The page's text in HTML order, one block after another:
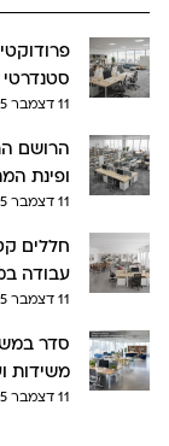
11 דצמבר 2025
הרושם
ופינת
11 דצמבר 2025
חללים
עבודה
11 דצמבר 2025
סדר
משידות
11 דצמבר 2025